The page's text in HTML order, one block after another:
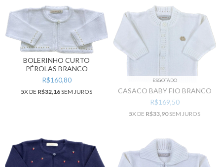
BOLERINHO CURTO
PÉROLAS BRANCO
R$160,80
5X DE R$32,16SEM JUROS
ESGOTADO
CASACO BABY FIO BRANCO
R$169,50
5X DE R$33,90SEM JUROS